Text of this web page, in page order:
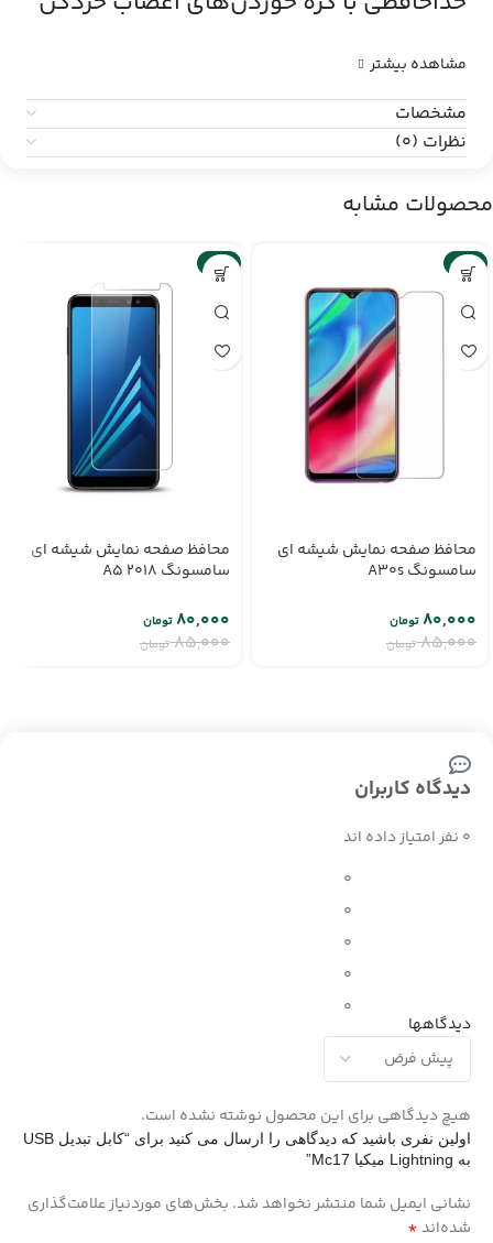
مشاهده بیشتر
مشخصات
نظرات (0)
محصولات مشابه
-6%
محافظ صفحه نمایش شیشه ای
سامسونگ A30s
۸۵,۰۰۰ تومان
۸۰,۰۰۰تومان
-6%
محافظ صفحه نمایش شیشه ای
سامسونگ A5 2018
۸۵,۰۰۰ تومان
۸۰,۰۰۰تومان
دیدگاه کاربران
0 نفر امتیاز داده اند
0
0
0
0
0
دیدگاهها
هیچ دیدگاهی برای این محصول نوشته نشده است.
اولین نفری باشید که دیدگاهی را ارسال می کنید برای “کابل تبدیل USB
به Lightning میکیا Mc17”
نشانی ایمیل شما منتشر نخواهد شد. بخش‌های موردنیاز علامت‌گذاری
شده‌اند*